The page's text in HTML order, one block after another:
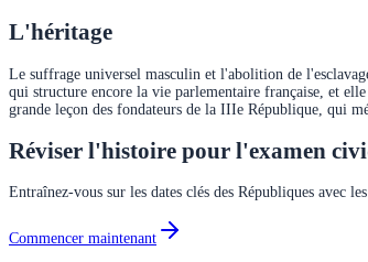
L'héritage
Le suffrage universel masculin et l'abolition de
qui structure encore la vie parlementaire française, et
grande leçon des fondateurs de la IIIe République, qui
Réviser l'histoire pour l'examen
Entraînez-vous sur les dates clés des Républiques avec
Commencer maintenant